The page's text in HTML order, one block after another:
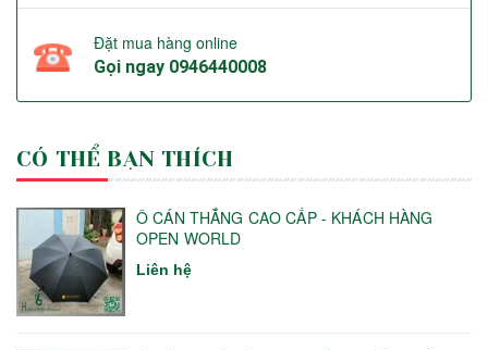
Đặt mua hàng online
Gọi ngay 0946440008
CÓ THỂ BẠN THÍCH
Ô CÁN THẲNG CAO CẤP - KHÁCH HÀNG
OPEN WORLD
Liên hệ